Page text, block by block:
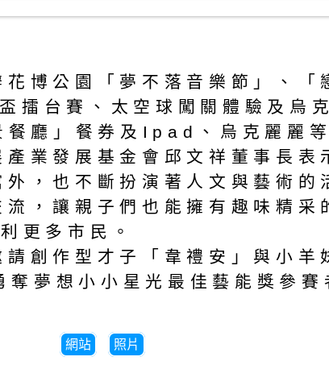
博公園「夢不落音樂節」、
台賽、太空球闖關體驗及烏
廳」餐券及Ipad、烏克麗麗
業發展基金會邱文祥董事長表
，也不斷扮演著人文與藝術的
，讓親子們也能擁有趣味精采
更多市民。
請創作型才子「韋禮安」與小
夢想小小星光最佳藝能獎參賽
網站 照片